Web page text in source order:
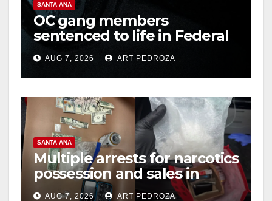
SANTA ANA
OC gang members
sentenced to life in Federal
prison over Mexican Mafia
hitAUG 7, 2026 ART PEDROZA
SANTA ANA
Multiple arrests for narcotics
possession and sales in
coastal OC
AUG 7, 2026 ART PEDROZA